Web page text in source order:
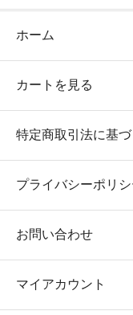
ホーム
カートを見る
特定商取引法に基
プライバシーポリシ
お問い合わせ
マイアカウント